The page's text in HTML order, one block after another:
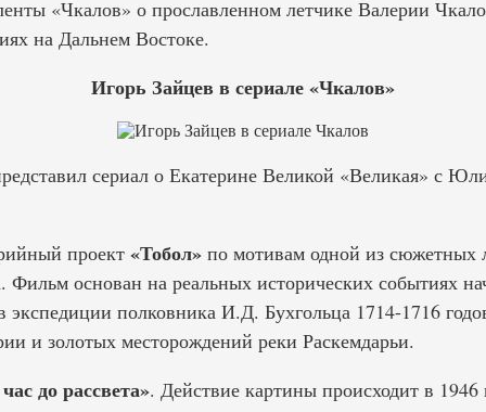
«Чкалов» о прославленном летчике Валерии
на Дальнем Востоке.
Игорь Зайцев в сериале «Чкалов»
сериал о Екатерине Великой «Великая» с
проект «Тобол»по мотивам одной из сюжетных
Фильм основан на реальных исторических событиях
экспедиции полковника И.Д. Бухгольца 1714-1716
и золотых месторождений реки Раскемдарьи.
до рассвета». Действие картины происходит в